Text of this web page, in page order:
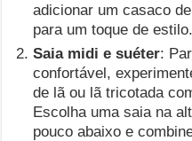
adicionar um casaco
para um toque de estilo.
Saia midi e suéter:
confortável,
de lã ou lã tricotada
Escolha uma saia na
pouco abaixo e